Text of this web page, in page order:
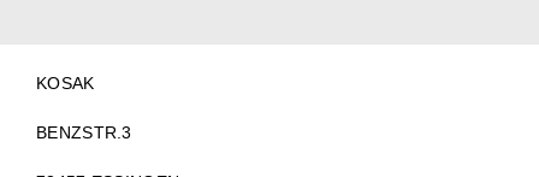
KOSAK
BENZSTR.3